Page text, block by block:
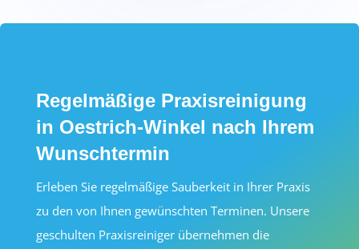
Regelmäßige Praxisreinigung
in Oestrich-Winkel nach Ihrem
Wunschtermin
Erleben Sie regelmäßige Sauberkeit in Ihrer Praxis
zu den von Ihnen gewünschten Terminen. Unsere
geschulten Praxisreiniger übernehmen die